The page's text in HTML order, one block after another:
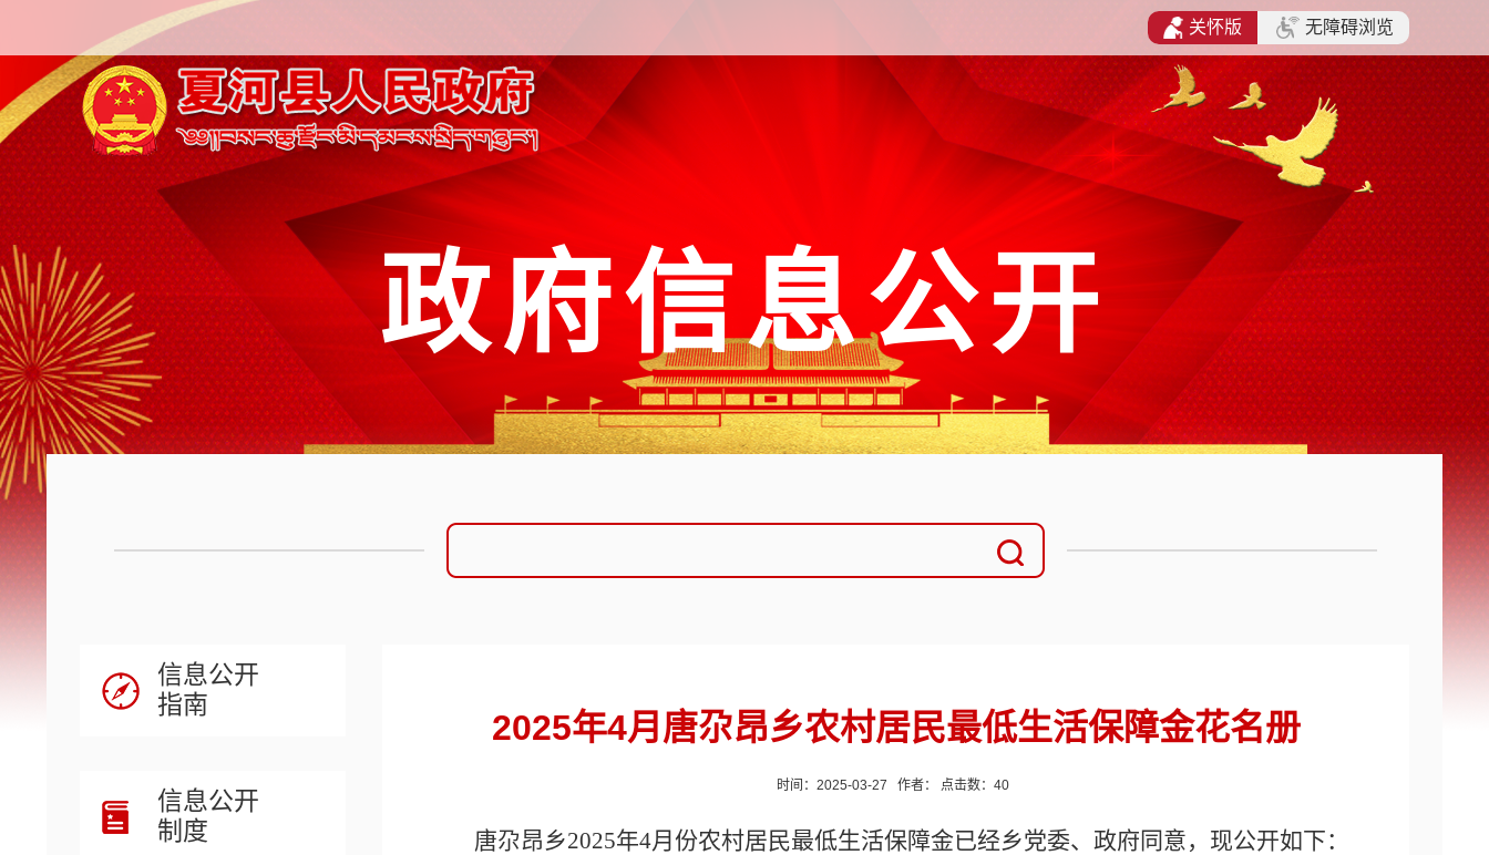
政府信息公开
信息公开
指南
信息公开
制度
2025年4月唐尕昂乡农村居民最低生活保障金花名册
时间：2025-03-27 作者： 点击数： 40
唐尕昂乡2025年4月份农村居民最低生活保障金已经乡党委、政府同意，现公开如下：
关怀版 无障碍浏览